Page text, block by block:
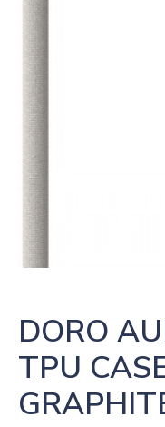
DORO
TPU